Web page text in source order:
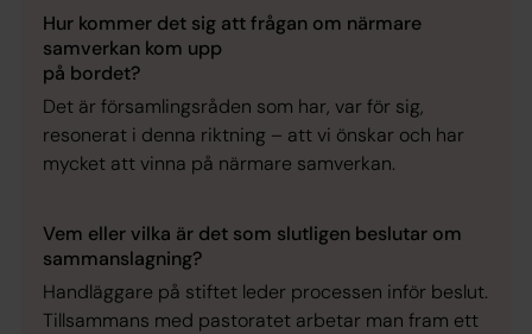
Hur kommer det sig att frågan om närmare
samverkan kom upp
på bordet?
Det är församlingsråden som har, var för sig,
resonerat i denna riktning – att vi önskar och har
mycket att vinna på närmare samverkan.
Vem eller vilka är det som slutligen beslutar om
sammanslagning?
Handläggare på stiftet leder processen inför beslut.
Tillsammans med pastoratet arbetar man fram ett